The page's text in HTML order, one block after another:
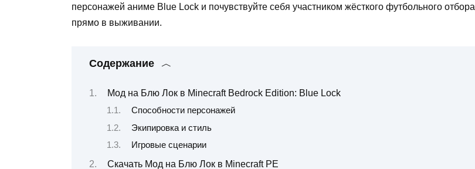
персонажей аниме Blue Lock и почувствуйте себя участником жёсткого футбольного отбора
прямо в выживании.
Содержание
Мод на Блю Лок в Minecraft Bedrock Edition: Blue Lock
Способности персонажей
Экипировка и стиль
Игровые сценарии
Скачать Мод на Блю Лок в Minecraft PE